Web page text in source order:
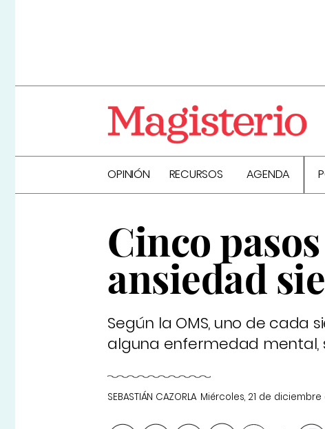
OPINIÓN RECURSOS AGENDA
Cinco
ansiedad
Según la OMS, uno de cada
alguna enfermedad mental,
SEBASTIÁN CAZORLA Miércoles, 21 de